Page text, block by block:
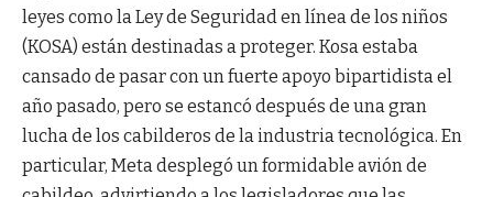
leyes como la Ley de Seguridad en línea de los niños
(KOSA) están destinadas a proteger. Kosa estaba
cansado de pasar con un fuerte apoyo bipartidista el
año pasado, pero se estancó después de una gran
lucha de los cabilderos de la industria tecnológica. En
particular, Meta desplegó un formidable avión de